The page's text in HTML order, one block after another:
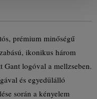
prémium minőségű
ikonikus három
Gant logóval a mellzseben.
és egyedülálló
során a kényelem